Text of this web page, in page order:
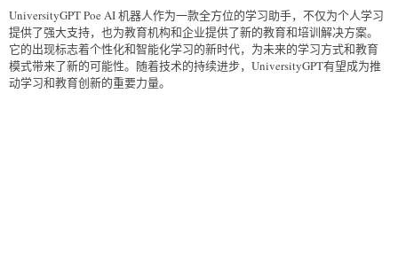
UniversityGPT Poe AI 机器人作为一款全方位的学习助手，不仅为个人学习
提供了强大支持，也为教育机构和企业提供了新的教育和培训解决方案。
它的出现标志着个性化和智能化学习的新时代，为未来的学习方式和教育
模式带来了新的可能性。随着技术的持续进步，UniversityGPT有望成为推
动学习和教育创新的重要力量。